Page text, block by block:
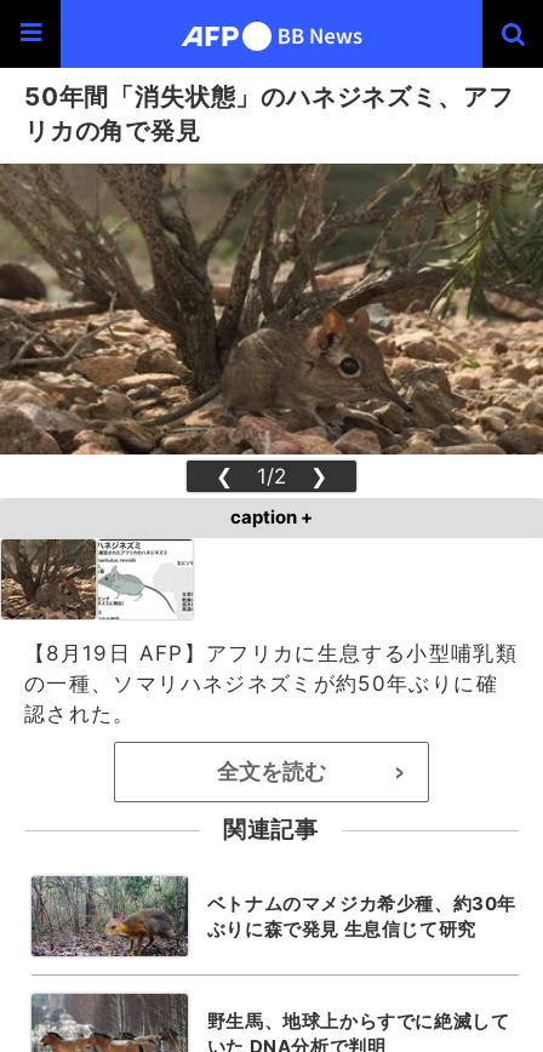
50年間「消失状態」のハネジネズミ、アフ
リカの角で発見
❮ 1/2 ❯
caption +
【8月19日 AFP】アフリカに生息する小型哺乳類
の一種、ソマリハネジネズミが約50年ぶりに確
認された。
全文を読む >
関連記事
ベトナムのマメジカ希少種、約30年
ぶりに森で発見 生息信じて研究
野生馬、地球上からすでに絶滅して
いた DNA分析で判明